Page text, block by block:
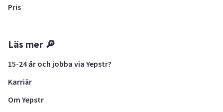
Pris
Läs mer 🔎
15-24 år och jobba via Yepstr?
Karriär
Om Yepstr